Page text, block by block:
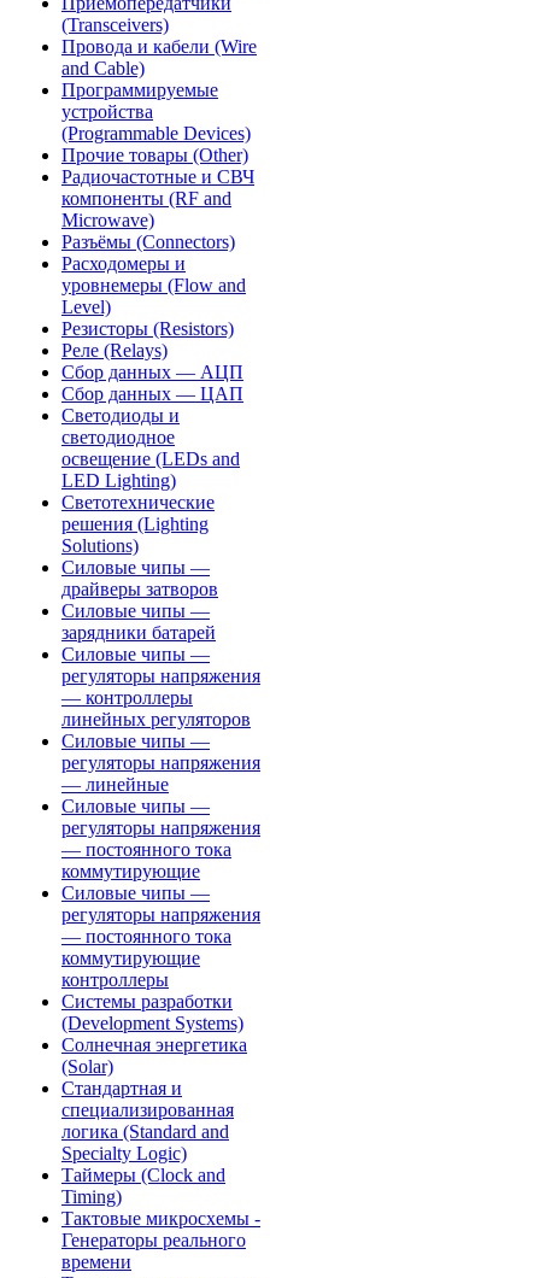
(Transceivers)
Провода и кабели (Wire
and Cable)
Программируемые
устройства
(Programmable Devices)
Прочие товары (Other)
Радиочастотные и СВЧ
компоненты (RF and
Microwave)
Разъёмы (Connectors)
Расходомеры и
уровнемеры (Flow and
Level)
Резисторы (Resistors)
Реле (Relays)
Сбор данных — АЦП
Сбор данных — ЦАП
Светодиоды и
светодиодное
освещение (LEDs and
LED Lighting)
Светотехнические
решения (Lighting
Solutions)
Силовые чипы —
драйверы затворов
Силовые чипы —
зарядники батарей
Силовые чипы —
регуляторы напряжения
— контроллеры
линейных регуляторов
Силовые чипы —
регуляторы напряжения
— линейные
Силовые чипы —
регуляторы напряжения
— постоянного тока
коммутирующие
Силовые чипы —
регуляторы напряжения
— постоянного тока
коммутирующие
контроллеры
Системы разработки
(Development Systems)
Солнечная энергетика
(Solar)
Стандартная и
специализированная
логика (Standard and
Specialty Logic)
Таймеры (Clock and
Timing)
Тактовые микросхемы -
Генераторы реального
времени